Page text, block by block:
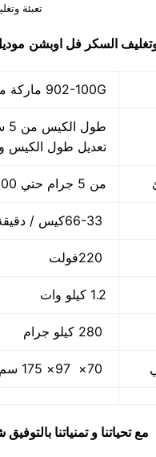
تعبئة
وتغليف السكر فل اوبشن
902-100G ماركة مهندس منسي
تعديل طول
من 5 جرام حتي 100 جرام
1.2 كيلو وات
مع تحياتنا و تمنياتنا